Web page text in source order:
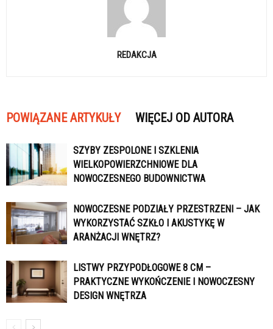
REDAKCJA
POWIĄZANE ARTYKUŁY WIĘCEJ OD AUTORA
SZYBY ZESPOLONE I SZKLENIA
WIELKOPOWIERZCHNIOWE DLA
NOWOCZESNEGO BUDOWNICTWA
NOWOCZESNE PODZIAŁY PRZESTRZENI – JAK
WYKORZYSTAĆ SZKŁO I AKUSTYKĘ W
ARANŻACJI WNĘTRZ?
LISTWY PRZYPODŁOGOWE 8 CM –
PRAKTYCZNE WYKOŃCZENIE I NOWOCZESNY
DESIGN WNĘTRZA